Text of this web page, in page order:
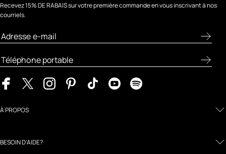
Recevez 15% DE RABAIS sur votre première commande en vous inscrivant à nos
courriels.
À PROPOS
BESOIN D'AIDE?